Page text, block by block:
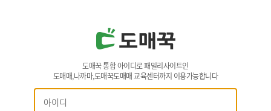
도매꾹 통합 아이디로 패밀리사이트인
도매매,나까마,도매꾹도매매 교육센터까지 이용가능합니다